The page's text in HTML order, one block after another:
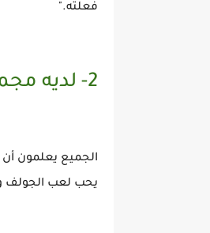
فعلته."
2- لديه مجموعة كبيرة من السيارات الفخمة والرياضية
الجميع يعلمون
يحب لعب الجولف